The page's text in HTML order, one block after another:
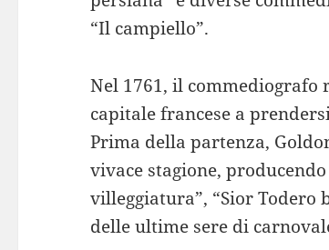
“Il campiello”.
Nel 1761, il
capitale francese a
Prima della partenza,
vivace stagione,
villeggiatura”, “Sior Todero
delle ultime sere di